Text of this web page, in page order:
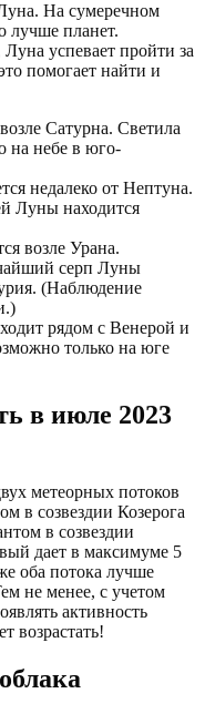
На сумеречном
лучше планет.
успевает пройти за
помогает найти и
Сатурна. Светила
на небе в юго-
недалеко от Нептуна.
Луны находится
возле Урана.
серп Луны
(Наблюдение
рядом с Венерой и
только на юге
в июле 2023
метеорных потоков
в созвездии Козерога
в созвездии
дает в максимуме 5
оба потока лучше
не менее, с учетом
активность
возрастать!